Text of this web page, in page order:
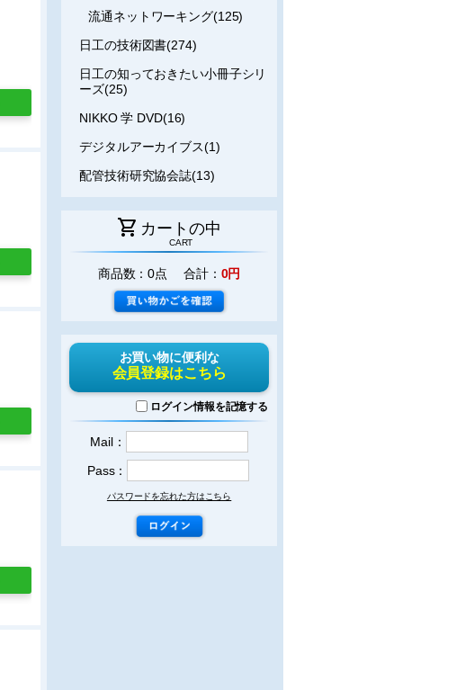
流通ネットワーキング(125)
日工の技術図書(274)
日工の知っておきたい小冊子シリ
ーズ(25)
NIKKO 学 DVD(16)
デジタルアーカイブス(1)
配管技術研究協会誌(13)
shopping_cart カートの中
CART
商品数：0点 合計： 0円
お買い物に便利な
会員登録はこちら
ログイン情報を記憶する
Mail：
Pass：
パスワードを忘れた方はこちら